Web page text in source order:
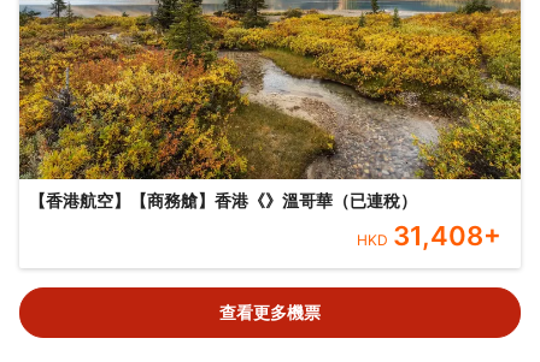
【香港航空】【商務艙】香港《》溫哥華（已連稅）
HKD 31,408+
查看更多機票